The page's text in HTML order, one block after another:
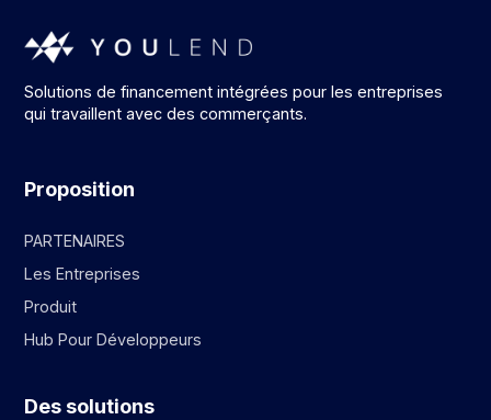
Solutions de financement intégrées pour les entreprises
qui travaillent avec des commerçants.
Proposition
PARTENAIRES
Les Entreprises
Produit
Hub Pour Développeurs
Des solutions